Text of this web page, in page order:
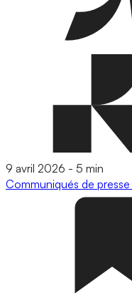
9 avril 2026 - 5 min
Communiqués de presse